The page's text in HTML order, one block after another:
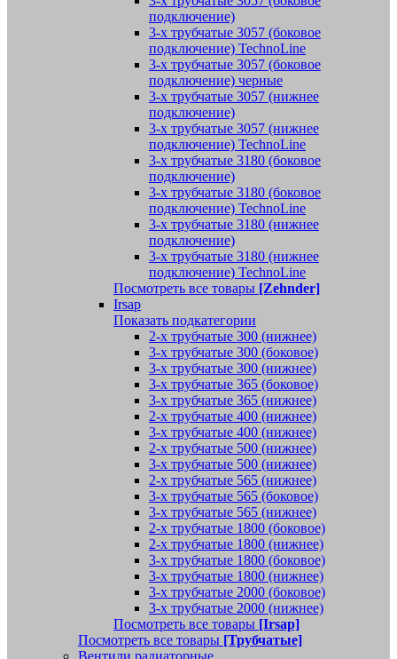
подключение)
3-х трубчатые 3057 (боковое
подключение) TechnoLine
3-х трубчатые 3057 (боковое
подключение) черные
3-х трубчатые 3057 (нижнее
подключение)
3-х трубчатые 3057 (нижнее
подключение) TechnoLine
3-х трубчатые 3180 (боковое
подключение)
3-х трубчатые 3180 (боковое
подключение) TechnoLine
3-х трубчатые 3180 (нижнее
подключение)
3-х трубчатые 3180 (нижнее
подключение) TechnoLine
Посмотреть все товары [Zehnder]
Irsap
Показать подкатегории
2-х трубчатые 300 (нижнее)
3-х трубчатые 300 (боковое)
3-х трубчатые 300 (нижнее)
3-х трубчатые 365 (боковое)
3-х трубчатые 365 (нижнее)
2-х трубчатые 400 (нижнее)
3-х трубчатые 400 (нижнее)
2-х трубчатые 500 (нижнее)
3-х трубчатые 500 (нижнее)
2-х трубчатые 565 (нижнее)
3-х трубчатые 565 (боковое)
3-х трубчатые 565 (нижнее)
2-х трубчатые 1800 (боковое)
2-х трубчатые 1800 (нижнее)
3-х трубчатые 1800 (боковое)
3-х трубчатые 1800 (нижнее)
3-х трубчатые 2000 (боковое)
3-х трубчатые 2000 (нижнее)
Посмотреть все товары [Irsap]
Посмотреть все товары [Трубчатые]
Вентили радиаторные